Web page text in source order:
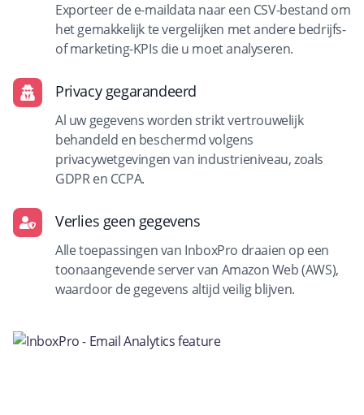
Exporteer de e-maildata naar een CSV-bestand om
het gemakkelijk te vergelijken met andere bedrijfs-
of marketing-KPIs die u moet analyseren.
Privacy gegarandeerd
Al uw gegevens worden strikt vertrouwelijk
behandeld en beschermd volgens
privacywetgevingen van industrieniveau, zoals
GDPR en CCPA.
Verlies geen gegevens
Alle toepassingen van InboxPro draaien op een
toonaangevende server van Amazon Web (AWS),
waardoor de gegevens altijd veilig blijven.